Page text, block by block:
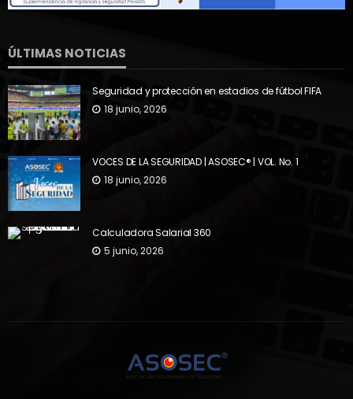
ÚLTIMAS NOTICIAS
Seguridad y protección en estadios de fútbol FIFA
18 junio, 2026
VOCES DE LA SEGURIDAD | ASOSEC® | VOL. No. 1
18 junio, 2026
Calculadora Salarial 360
5 junio, 2026